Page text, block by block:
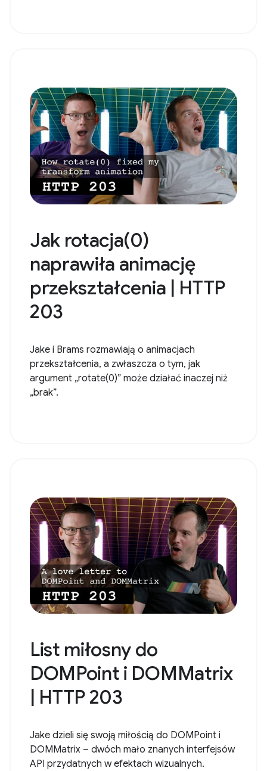
Jak rotacja(0)
naprawiła animację
przekształcenia | HTTP
203
Jake i Brams rozmawiają o animacjach
przekształcenia, a zwłaszcza o tym, jak
argument „rotate(0)” może działać inaczej niż
„brak”.
List miłosny do
DOMPoint i DOMMatrix
| HTTP 203
Jake dzieli się swoją miłością do DOMPoint i
DOMMatrix – dwóch mało znanych interfejsów
API przydatnych w efektach wizualnych.